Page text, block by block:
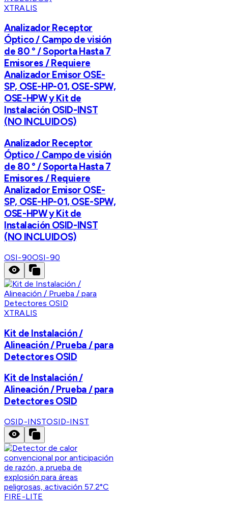
XTRALIS
Analizador Receptor
Óptico / Campo de visión
de 80 ° / Soporta Hasta 7
Emisores / Requiere
Analizador Emisor OSE-
SP, OSE-HP-01, OSE-SPW,
OSE-HPW y Kit de
Instalación OSID-INST
(NO INCLUIDOS)
Analizador Receptor
Óptico / Campo de visión
de 80 ° / Soporta Hasta 7
Emisores / Requiere
Analizador Emisor OSE-
SP, OSE-HP-01, OSE-SPW,
OSE-HPW y Kit de
Instalación OSID-INST
(NO INCLUIDOS)
OSI-90OSI-90
XTRALIS
Kit de Instalación /
Alineación / Prueba / para
Detectores OSID
Kit de Instalación /
Alineación / Prueba / para
Detectores OSID
OSID-INSTOSID-INST
FIRE-LITE